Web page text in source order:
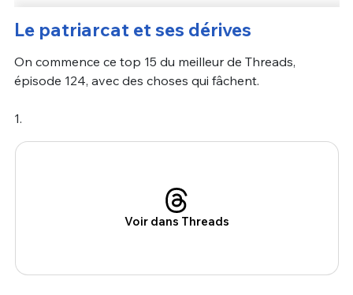
Le patriarcat et ses dérives
On commence ce top 15 du meilleur de Threads,
épisode 124, avec des choses qui fâchent.
1.
Voir dans Threads